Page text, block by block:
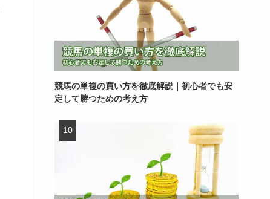
競馬の単複の買い方を徹底解説｜初心者でも安
定して勝つための考え方